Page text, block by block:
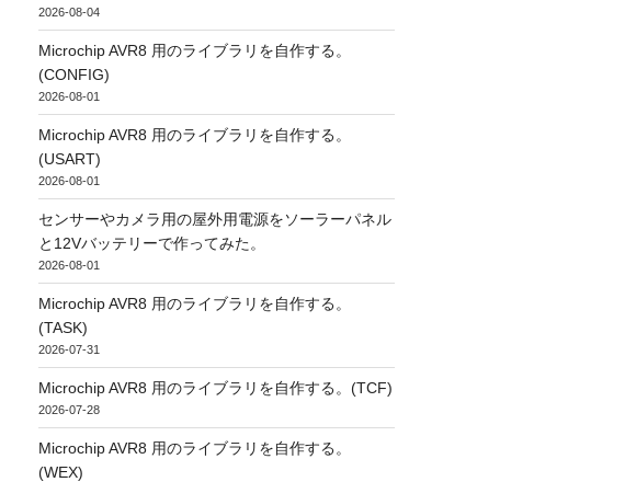
2026-08-04
Microchip AVR8 用のライブラリを自作する。
(CONFIG)
2026-08-01
Microchip AVR8 用のライブラリを自作する。
(USART)
2026-08-01
センサーやカメラ用の屋外用電源をソーラーパネル
と12Vバッテリーで作ってみた。
2026-08-01
Microchip AVR8 用のライブラリを自作する。
(TASK)
2026-07-31
Microchip AVR8 用のライブラリを自作する。(TCF)
2026-07-28
Microchip AVR8 用のライブラリを自作する。
(WEX)